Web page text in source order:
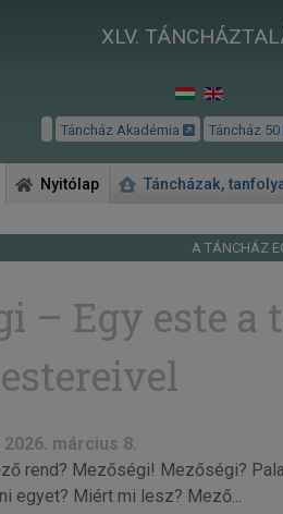
XLV.
Táncház Akadémia Táncház 50
Nyitólap Táncházak,
A TÁNCHÁZ
– Egy este
2026. március 8.
rend? Mezőségi! Mezőségi?
egyet? Miért mi lesz? Mező...